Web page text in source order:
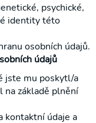
psychické,
identity této
osobních údajů.
údajů
jste mu poskytl/a
na základě plnění
kontaktní údaje a